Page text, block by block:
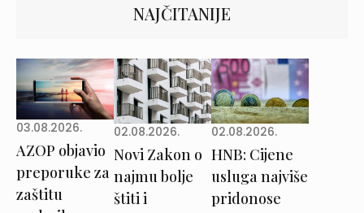
NAJČITANIJE
03.08.2026.
AZOP objavio
preporuke za
zaštitu
02.08.2026.
Novi Zakon o
najmu bolje
štiti i
02.08.2026.
HNB: Cijene
usluga najviše
pridonose